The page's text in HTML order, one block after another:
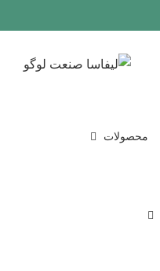
محصولات